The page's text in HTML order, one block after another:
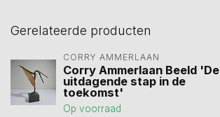
Gerelateerde producten
CORRY AMMERLAAN
Corry Ammerlaan Beeld 'De
uitdagende stap in de
toekomst'
Op voorraad